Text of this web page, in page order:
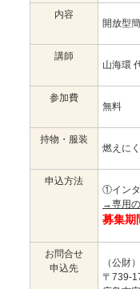
内容
開放型
講師
山海環
参加費
無料
持物・服装
燃えに
申込方法
①インタ
→専用
募集期
お問合せ
申込先
（公財
〒739-